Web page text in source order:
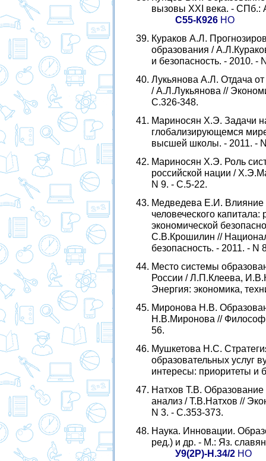
вызовы XXI века. - СПб.:
С55-К926НО
Кураков А.Л.
образования /
и безопасность. - 2010. -
Лукьянова А.Л. Отдача
/ А.Л.Лукьянова //
С.326-348.
Мариносян Х.Э. Задачи
глобализирующемся
высшей школы. - 2011. -
Мариносян Х.Э. Роль
российской нации /
N 9. - С.5-22.
Медведева Е.И. Влияние
человеческого
экономической
С.В.Крошилин //
безопасность. - 2011. - N
Место системы
России / Л.П.Клеева,
Энергия: экономика,
Миронова Н.В.
Н.В.Миронова //
56.
Мушкетова Н.С.
образовательных услуг
интересы: приоритеты и
Натхов Т.В.
анализ / Т.В.Натхов //
N 3. - С.353-373.
Наука. Инновации.
ред.) и др. - М.: Яз.
У9(2Р)-Н.34/2НО